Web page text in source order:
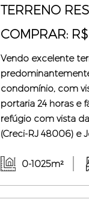
TERRENO
COMPRAR:
Vendo excelente
condomínio, com
portaria 24 horas e
refúgio com vista
(Creci-RJ 48006) e
sofrer alterações
0-1025m²